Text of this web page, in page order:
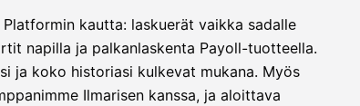
kautta: laskuerät vaikka sadalle
napilla ja palkanlaskenta Payoll-tuotteella.
ja koko historiasi kulkevat mukana. Myös
Ilmarisen kanssa, ja aloittava